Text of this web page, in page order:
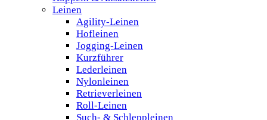
Leinen
Agility-Leinen
Hofleinen
Jogging-Leinen
Kurzführer
Lederleinen
Nylonleinen
Retrieverleinen
Roll-Leinen
Such- & Schleppleinen